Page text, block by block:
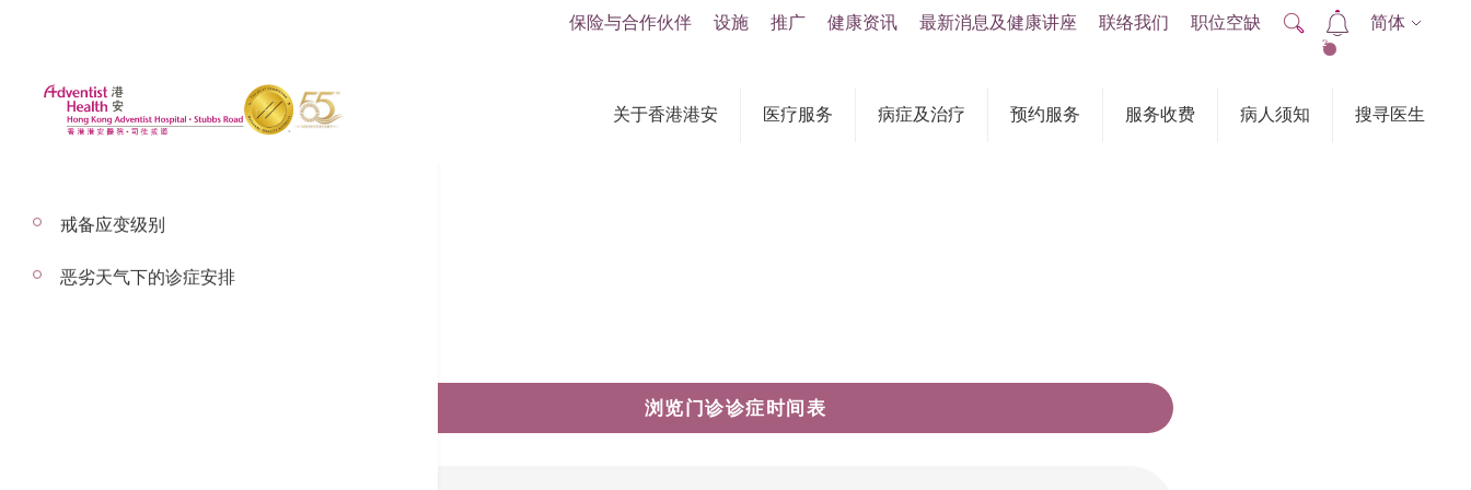
关于香港港安 医疗服务 病症及治疗 预约服务 服务收费 病人须知 搜寻医生
保险与合作伙伴 设施 推广 健康资讯 最新消息及健康讲座 联络我们 职位空缺
2
简体
浏览门诊诊症时间表
戒备应变级别
恶劣天气下的诊症安排